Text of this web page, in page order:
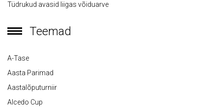
Tüdrukud avasid liigas võiduarve
Teemad
A-Tase
Aasta Parimad
Aastalõputurniir
Alcedo Cup